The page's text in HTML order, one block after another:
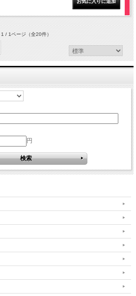
1 / 1ページ（全20件）
円